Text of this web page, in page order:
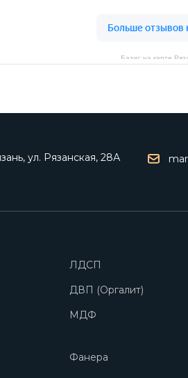
Базис на карте
ул. Рязанская, 28А
ЛДСП
ДВП (Оргалит)
МДФ
Фанера